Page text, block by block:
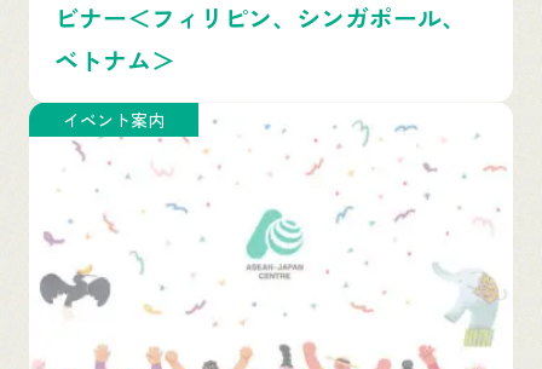
ビナー＜フィリピン、シンガポール、
ベトナム＞
イベント案内